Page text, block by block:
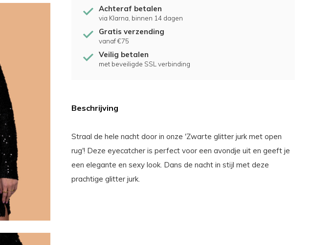
Achteraf betalen
via Klarna, binnen 14 dagen
Gratis verzending
vanaf €75
Veilig betalen
met beveiligde SSL verbinding
Beschrijving
Straal de hele nacht door in onze 'Zwarte glitter jurk met open
rug'! Deze eyecatcher is perfect voor een avondje uit en geeft je
een elegante en sexy look. Dans de nacht in stijl met deze
prachtige glitter jurk.